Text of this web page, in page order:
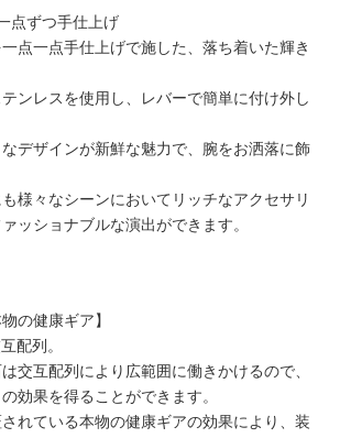
点ずつ手仕上げ
点一点手仕上げで施した、落ち着いた輝き
ンレスを使用し、レバーで簡単に付け外し
デザインが新鮮な魅力で、腕をお洒落に飾
様々なシーンにおいてリッチなアクセサリ
ッショナブルな演出ができます。
の健康ギア】
配列。
交互配列により広範囲に働きかけるので、
効果を得ることができます。
れている本物の健康ギアの効果により、装